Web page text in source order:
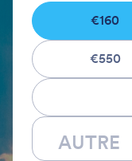
€160
€550